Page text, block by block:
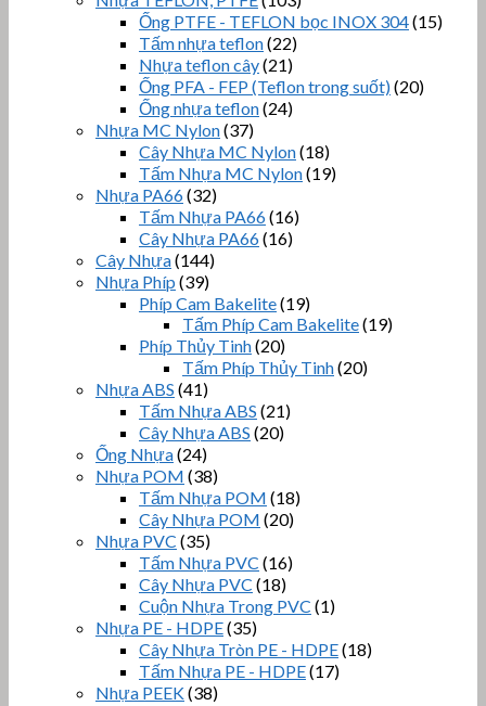
Ống PTFE - TEFLON bọc INOX 304(15)
Tấm nhựa teflon(22)
Nhựa teflon cây(21)
Ống PFA - FEP (Teflon trong suốt)(20)
Ống nhựa teflon(24)
Nhựa MC Nylon(37)
Cây Nhựa MC Nylon(18)
Tấm Nhựa MC Nylon(19)
Nhựa PA66(32)
Tấm Nhựa PA66(16)
Cây Nhựa PA66(16)
Cây Nhựa(144)
Nhựa Phíp (39)
Phíp Cam Bakelite(19)
Tấm Phíp Cam Bakelite(19)
Phíp Thủy Tinh(20)
Tấm Phíp Thủy Tinh(20)
Nhựa ABS (41)
Tấm Nhựa ABS (21)
Cây Nhựa ABS (20)
Ống Nhựa(24)
Nhựa POM (38)
Tấm Nhựa POM (18)
Cây Nhựa POM (20)
Nhựa PVC (35)
Tấm Nhựa PVC (16)
Cây Nhựa PVC (18)
Cuộn Nhựa Trong PVC (1)
Nhựa PE - HDPE(35)
Cây Nhựa Tròn PE - HDPE(18)
Tấm Nhựa PE - HDPE(17)
Nhựa PEEK(38)